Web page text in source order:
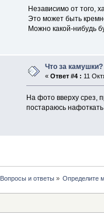
Независимо от того,
Это может быть
Можно какой-нибудь
Что за камушки?
«Ответ #4 : 11
На фото вверху срез,
постараюсь
Вопросы и ответы» Определите